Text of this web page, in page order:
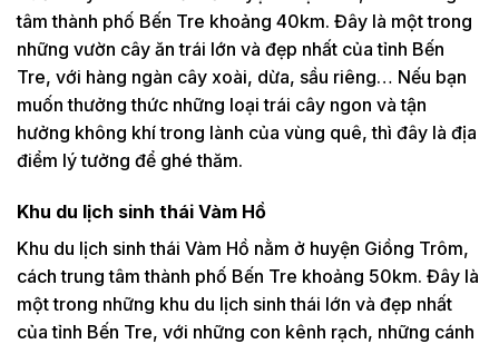
tâm thành phố Bến Tre khoảng 40km. Đây là một trong
những vườn cây ăn trái lớn và đẹp nhất của tỉnh Bến
Tre, với hàng ngàn cây xoài, dừa, sầu riêng… Nếu bạn
muốn thưởng thức những loại trái cây ngon và tận
hưởng không khí trong lành của vùng quê, thì đây là địa
điểm lý tưởng để ghé thăm.
Khu du lịch sinh thái Vàm Hồ
Khu du lịch sinh thái Vàm Hồ nằm ở huyện Giồng Trôm,
cách trung tâm thành phố Bến Tre khoảng 50km. Đây là
một trong những khu du lịch sinh thái lớn và đẹp nhất
của tỉnh Bến Tre, với những con kênh rạch, những cánh